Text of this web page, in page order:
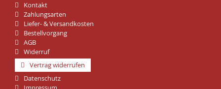
Kontakt
Zahlungsarten
Liefer- & Versandkosten
Bestellvorgang
AGB
Widerruf
Vertrag widerrufen
Datenschutz